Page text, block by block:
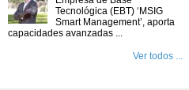
Tecnológica (EBT) ‘MSIG
Smart Management’, aporta
capacidades avanzadas ...
Ver todos ...